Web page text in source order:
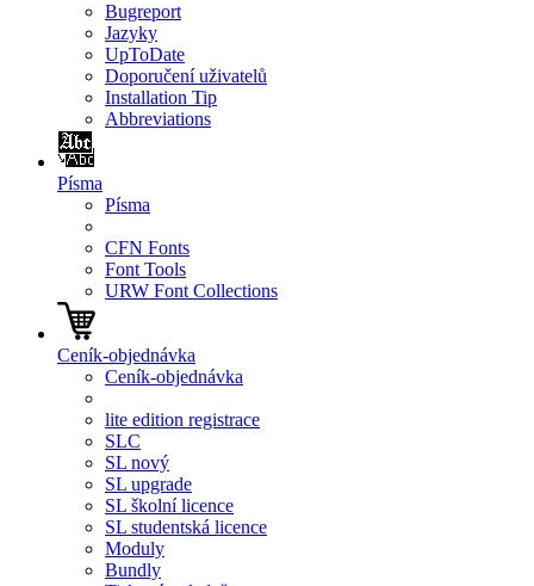
Bugreport
Jazyky
UpToDate
Doporučení uživatelů
Installation Tip
Abbreviations
Písma
Písma
CFN Fonts
Font Tools
URW Font Collections
Ceník-objednávka
Ceník-objednávka
lite edition registrace
SLC
SL nový
SL upgrade
SL školní licence
SL studentská licence
Moduly
Bundly